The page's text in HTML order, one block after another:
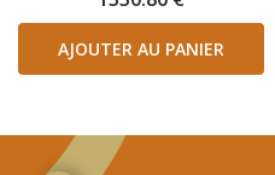
AJOUTER AU PANIER